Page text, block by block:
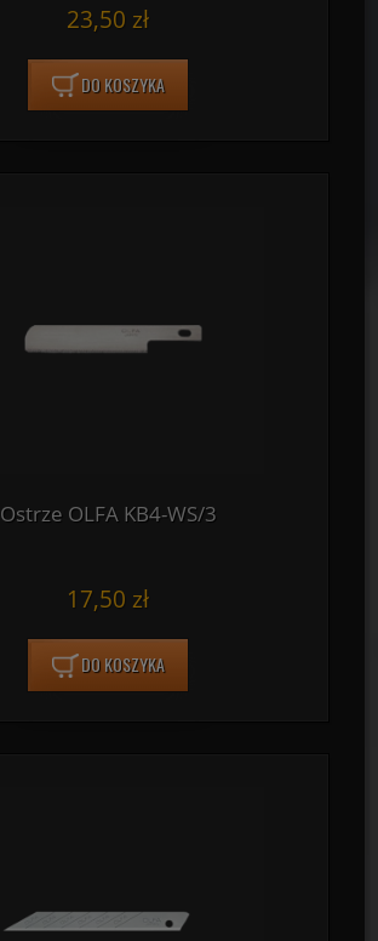
23,50 zł
DO KOSZYKA
Ostrze OLFA KB4-WS/3
17,50 zł
DO KOSZYKA